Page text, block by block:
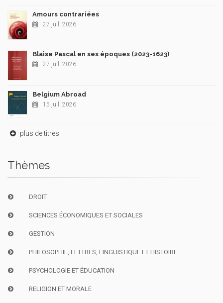
Amours contrariées
27 juil. 2026
Blaise Pascal en ses époques (2023-1623)
27 juil. 2026
Belgium Abroad
15 juil. 2026
plus de titres
Thèmes
DROIT
SCIENCES ÉCONOMIQUES ET SOCIALES
GESTION
PHILOSOPHIE, LETTRES, LINGUISTIQUE ET HISTOIRE
PSYCHOLOGIE ET ÉDUCATION
RELIGION ET MORALE